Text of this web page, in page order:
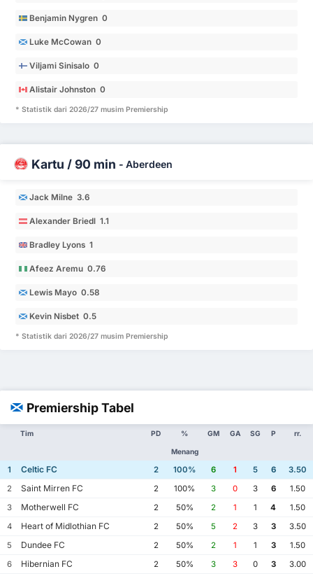
Benjamin Nygren 0
Luke McCowan 0
Viljami Sinisalo 0
Alistair Johnston 0
* Statistik dari 2026/27 musim Premiership
Kartu / 90 min - Aberdeen
Jack Milne 3.6
Alexander Briedl 1.1
Bradley Lyons 1
Afeez Aremu 0.76
Lewis Mayo 0.58
Kevin Nisbet 0.5
* Statistik dari 2026/27 musim Premiership
Premiership Tabel
Tim PD %
Menang
GM GA SG P rr.
1 Celtic FC 2 100% 6 1 5 6
3.50
2
Saint Mirren FC 2 100% 3 0 3 6
1.50
3
Motherwell FC 2 50% 2 1 1 4
1.50
4
Heart of Midlothian FC 2 50% 5 2 3 3
3.50
5
Dundee FC 2 50% 2 1 1 3
1.50
6
Hibernian FC 2 50% 3 3 0 3
3.00